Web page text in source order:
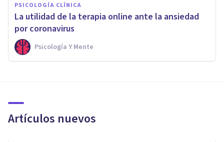
PSICOLOGÍA CLÍNICA
La utilidad de la terapia online ante la ansiedad
por coronavirus
Psicología Y Mente
Artículos nuevos